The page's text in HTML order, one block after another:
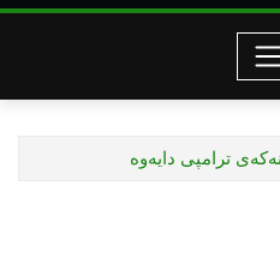
ترامپى دایەوە